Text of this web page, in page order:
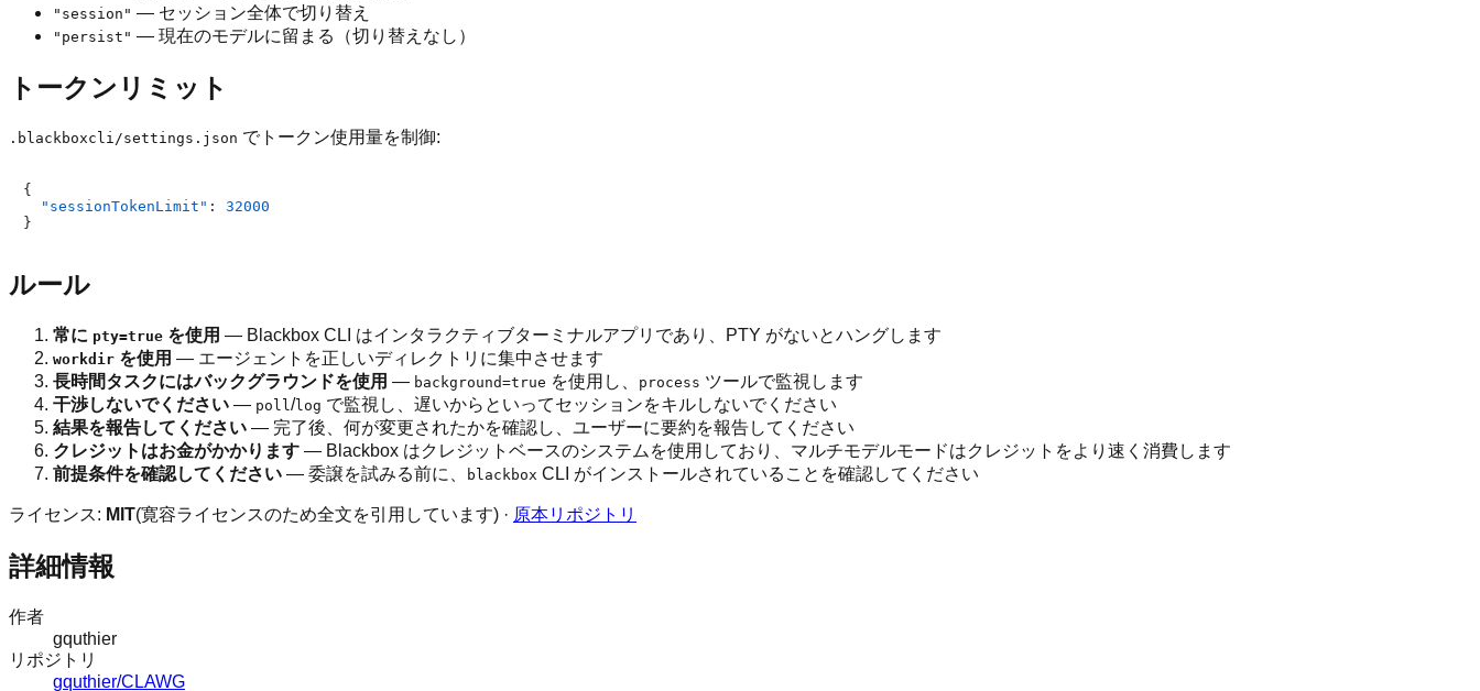
"session" — セッション全体で切り替え
"persist" — 現在のモデルに留まる（切り替えなし）
トークンリミット
.blackboxcli/settings.json でトークン使用量を制御:
{
"sessionTokenLimit" :
32000
}
ルール
常に pty=true を使用 — Blackbox CLI はインタラクティブターミナルアプリであり、PTY がないとハングします
workdir を使用 — エージェントを正しいディレクトリに集中させます
長時間タスクにはバックグラウンドを使用 — background=true を使用し、 process ツールで監視します
干渉しないでください — poll/log で監視し、遅いからといってセッションをキルしないでください
結果を報告してください — 完了後、何が変更されたかを確認し、ユーザーに要約を報告してください
クレジットはお金がかかります — Blackbox はクレジットベースのシステムを使用しており、マルチモデルモードはクレジットをより速く消費します
前提条件を確認してください — 委譲を試みる前に、 blackbox CLI がインストールされていることを確認してください
ライセンス: MIT(寛容ライセンスのため全文を引用しています) · 原本リポジトリ
詳細情報
作者
gquthier
リポジトリ
gquthier/CLAWG